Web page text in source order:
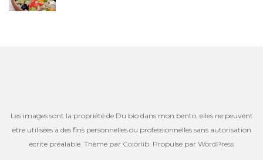
Les images sont la propriété de Du bio dans mon bento, elles ne peuvent
être utilisées à des fins personnelles ou professionnelles sans autorisation
écrite préalable. Thème par Colorlib . Propulsé par WordPress